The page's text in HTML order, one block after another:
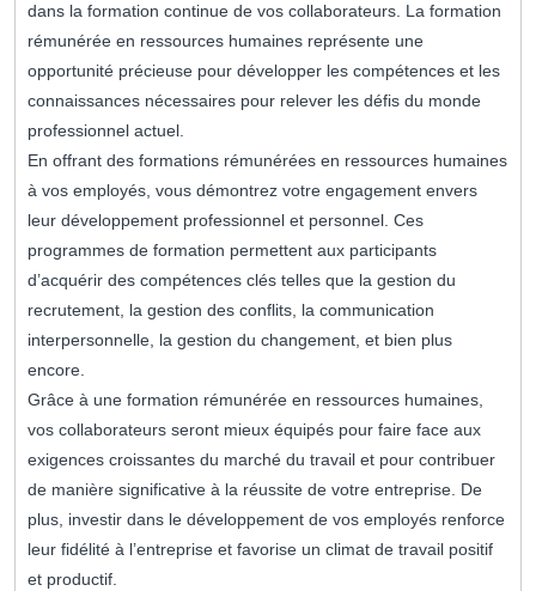
dans la formation continue de vos collaborateurs. La formation
rémunérée en ressources humaines représente une
opportunité précieuse pour développer les compétences et les
connaissances nécessaires pour relever les défis du monde
professionnel actuel.
En offrant des formations rémunérées en ressources humaines
à vos employés, vous démontrez votre engagement envers
leur développement professionnel et personnel. Ces
programmes de formation permettent aux participants
d’acquérir des compétences clés telles que la gestion du
recrutement, la gestion des conflits, la communication
interpersonnelle, la gestion du changement, et bien plus
encore.
Grâce à une formation rémunérée en ressources humaines,
vos collaborateurs seront mieux équipés pour faire face aux
exigences croissantes du marché du travail et pour contribuer
de manière significative à la réussite de votre entreprise. De
plus, investir dans le développement de vos employés renforce
leur fidélité à l’entreprise et favorise un climat de travail positif
et productif.